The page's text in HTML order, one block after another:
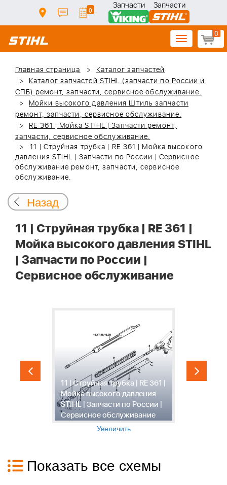
0 Запчасти Запчасти
0
Toggle
navigation
Главная страница
Каталог запчастей
Каталог запчастей STIHL (запчасти по России и
СПБ) ремонт, запчасти, сервисное обслуживание.
Мойки высокого давления Штиль запчасти
ремонт, запчасти, сервисное обслуживание.
RE 361 | Мойка STIHL | Запчасти ремонт,
запчасти, сервисное обслуживание.
11 | Струйная трубка | RE 361 | Мойка высокого
давления STIHL | Запчасти по России | Сервисное
обслуживание ремонт, запчасти, сервисное
обслуживание.
Назад
11 | Струйная трубка | RE 361 |
Мойка высокого давления STIHL
| Запчасти по России |
Сервисное обслуживание
11 | Струйная трубка | RE 361 |
Мойка высокого давления
STIHL | Запчасти по России |
Сервисное обслуживание
Увеличить
Показать все схемы